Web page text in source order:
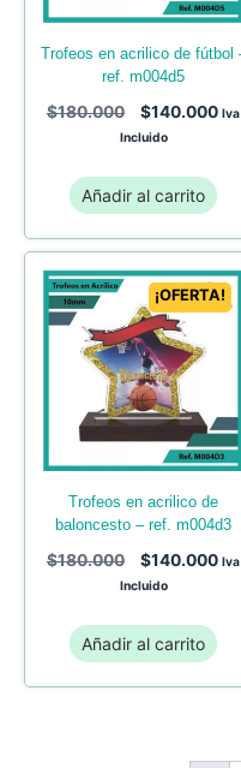
trofeos en acrilico de fútbol –
ref. m004d5
$180.000 $140.000 Iva
Incluido
Añadir al carrito
¡OFERTA!
trofeos en acrilico de
baloncesto – ref. m004d3
$180.000 $140.000 Iva
Incluido
Añadir al carrito